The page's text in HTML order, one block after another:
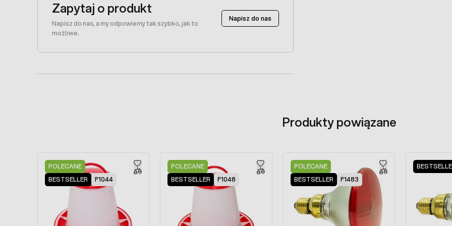
Zapytaj o produkt
Napisz do nas, a my odpowiemy tak szybko, jak to
możliwe.
Napisz do nas
Produkty powiązane
POLECANE
BESTSELLER
F1044
POLECANE
BESTSELLER
F1048
POLECANE
BESTSELLER
F1483